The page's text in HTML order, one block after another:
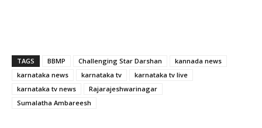
TAGS BBMP Challenging Star Darshan
kannada news
karnataka news
karnataka tv
karnataka tv live
karnataka tv news
Rajarajeshwarinagar
Sumalatha Ambareesh